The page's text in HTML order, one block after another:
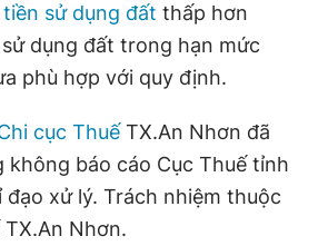
sử dụng đất thấp hơn
dụng đất trong hạn mức
phù hợp với quy định.
cục Thuế TX.An Nhơn đã
không báo cáo Cục Thuế tỉnh
xử lý. Trách nhiệm thuộc
Nhơn.